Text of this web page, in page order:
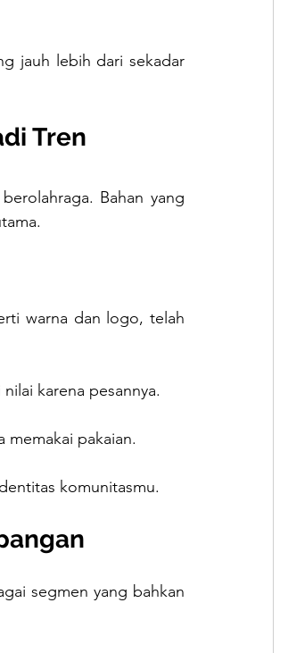
jauh lebih dari sekadar
Tren
Bahan yang
warna dan logo, telah
karena pesannya.
memakai pakaian.
komunitasmu.
segmen yang bahkan